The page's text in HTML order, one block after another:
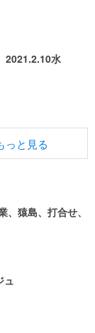
2021.2.10水
っと見る
猿島、打合せ、
ュ